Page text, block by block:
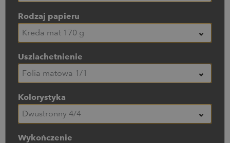
Rodzaj papieru
Kreda mat 170 g
Uszlachetnienie
Folia matowa 1/1
Kolorystyka
Dwustronny 4/4
Wykończenie